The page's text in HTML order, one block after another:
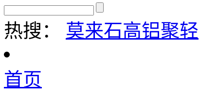
热搜： 莫来石高铝聚轻
首页